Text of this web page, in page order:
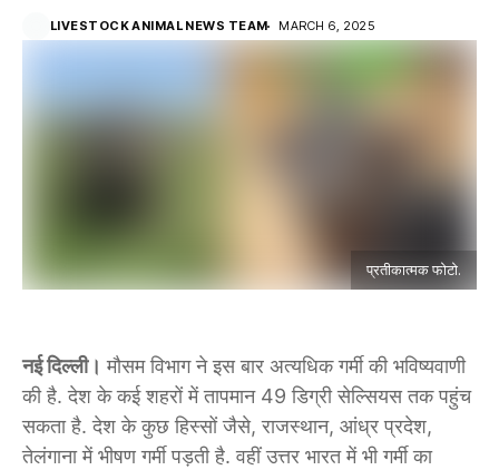
LIVESTOCK ANIMAL NEWS TEAM MARCH 6, 2025
प्रतीकात्मक फोटो.
नई दिल्ली। मौसम विभाग ने इस बार अत्यधिक गर्मी की भविष्यवाणी
की है. देश के कई शहरों में तापमान 49 डिग्री सेल्सियस तक पहुंच
सकता है. देश के कुछ हिस्सों जैसे, राजस्थान, आंध्र प्रदेश,
तेलंगाना में भीषण गर्मी पड़ती है. वहीं उत्तर भारत में भी गर्मी का